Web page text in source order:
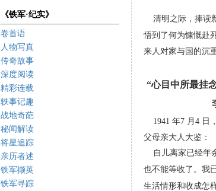
《铁军·纪实》
卷首语
人物写真
传奇故事
深度阅读
精彩连载
轶事记趣
战地奇葩
秘闻解读
将星追踪
亲历者述
铁军撷英
铁军寻踪
清明之际，捧读
悟到了何为慷慨赴
来人对家与国的沉
“心目中所最挂
1941 年7 月4 日
父母亲大人大鉴：
自儿离家已经年
也不能等收了。我
生活情形和收成怎